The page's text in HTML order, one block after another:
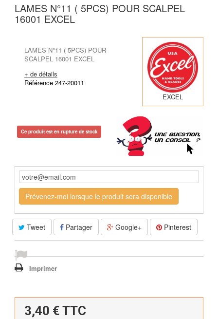
LAMES N°11 ( 5PCS) POUR SCALPEL
16001 EXCEL
LAMES N°11 ( 5PCS) POUR
SCALPEL 16001 EXCEL
+ de détails
Référence 247-20011
EXCEL
Ce produit est en rupture de stock
Prévenez-moi lorsque le produit sera disponible
Tweet Partager Google+ Pinterest
Imprimer
3,40 € TTC